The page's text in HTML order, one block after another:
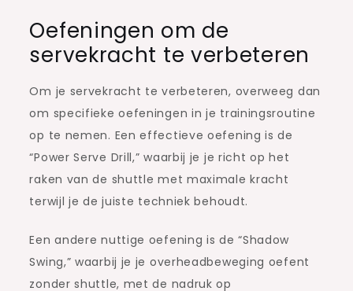
Oefeningen om de
servekracht te verbeteren
Om je servekracht te verbeteren, overweeg dan
om specifieke oefeningen in je trainingsroutine
op te nemen. Een effectieve oefening is de
“Power Serve Drill,” waarbij je je richt op het
raken van de shuttle met maximale kracht
terwijl je de juiste techniek behoudt.
Een andere nuttige oefening is de “Shadow
Swing,” waarbij je je overheadbeweging oefent
zonder shuttle, met de nadruk op